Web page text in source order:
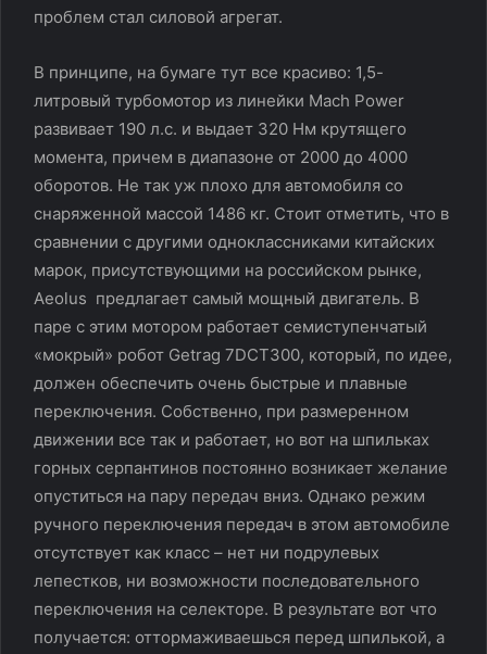
проблем стал силовой агрегат.
В принципе, на бумаге тут все красиво: 1,5-
литровый турбомотор из линейки Mach Power
развивает 190 л.с. и выдает 320 Нм крутящего
момента, причем в диапазоне от 2000 до 4000
оборотов. Не так уж плохо для автомобиля со
снаряженной массой 1486 кг. Стоит отметить, что в
сравнении с другими одноклассниками китайских
марок, присутствующими на российском рынке,
Aeolus предлагает самый мощный двигатель. В
паре с этим мотором работает семиступенчатый
«мокрый» робот Getrag 7DCT300, который, по идее,
должен обеспечить очень быстрые и плавные
переключения. Собственно, при размеренном
движении все так и работает, но вот на шпильках
горных серпантинов постоянно возникает желание
опуститься на пару передач вниз. Однако режим
ручного переключения передач в этом автомобиле
отсутствует как класс – нет ни подрулевых
лепестков, ни возможности последовательного
переключения на селекторе. В результате вот что
получается: оттормаживаешься перед шпилькой, а